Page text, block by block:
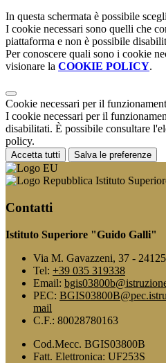
In questa schermata è possibile
I cookie necessari sono quelli che
piattaforma e non è possibile
Per conoscere quali sono i cookie
visionare la COOKIE POLICY.
Cookie necessari per il
I cookie necessari per il
disabilitati. È possibile consultare
policy.
Accetta tutti Salva le preferenze
Istituto
Contatti
Istituto Superiore "Guido Galli"
Via M. Gavazzeni, 37 -
Tel: +39 035 319338
Email:
PEC:
mail
C.F.: 80028780163
Cod.Mecc. BGIS03800B
Fatt. Elettronica: UF253S